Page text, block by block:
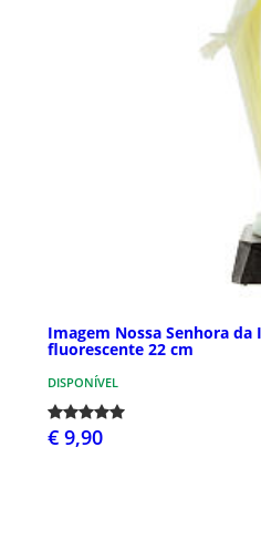
Imagem Nossa Senhora
fluorescente 22 cm
DISPONÍVEL
€ 9,90